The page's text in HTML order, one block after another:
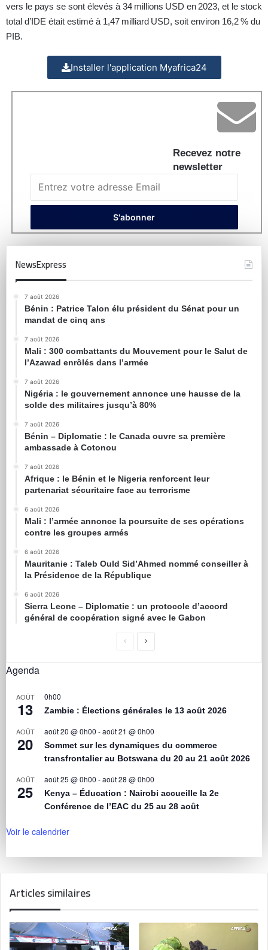
vers le pays se sont élevés à 34 millions USD en 2023, et le stock
total d’IDE était estimé à 1,47 milliard USD, soit environ 16,2 % du
PIB.
Installer l'application Myafrica24
Recevez notre
newsletter
NewsExpress
7 août 2026
Bénin : Patrice Talon élu président du Sénat pour un
mandat de cinq ans
7 août 2026
Mali : 300 combattants du Mouvement pour le Salut de
l’Azawad enrôlés dans l’armée
7 août 2026
Nigéria : le gouvernement annonce une hausse de la
solde des militaires jusqu’à 80%
7 août 2026
Bénin – Diplomatie : le Canada ouvre sa première
ambassade à Cotonou
7 août 2026
Afrique : le Bénin et le Nigeria renforcent leur
partenariat sécuritaire face au terrorisme
6 août 2026
Mali : l’armée annonce la poursuite de ses opérations
contre les groupes armés
6 août 2026
Mauritanie : Taleb Ould Sid’Ahmed nommé conseiller à
la Présidence de la République
6 août 2026
Sierra Leone – Diplomatie : un protocole d’accord
général de coopération signé avec le Gabon
Agenda
AOÛT
13
0h00
Zambie : Élections générales le 13 août 2026
AOÛT
20
août 20 @ 0h00 -août 21 @ 0h00
Sommet sur les dynamiques du commerce
transfrontalier au Botswana du 20 au 21 août 2026
AOÛT
25
août 25 @ 0h00 -août 28 @ 0h00
Kenya – Éducation : Nairobi accueille la 2e
Conférence de l’EAC du 25 au 28 août
Voir le calendrier
Articles similaires